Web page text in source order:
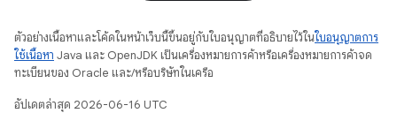
ตัวอย่างเนื้อหาและโค้ดในหน้าเว็บนี้ขึ้นอยู่กับใบอนุญาตที่อธิบายไว้ในใบอนุญาตการ
ใช้เนื้อหา Java และ OpenJDK เป็นเครื่องหมายการค้าหรือเครื่องหมายการค้าจด
ทะเบียนของ Oracle และ/หรือบริษัทในเครือ
อัปเดตล่าสุด 2026-06-16 UTC